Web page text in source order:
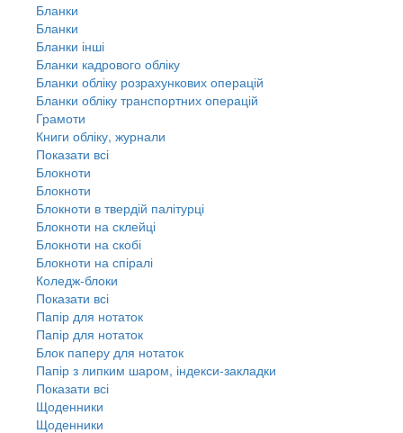
Бланки
Бланки
Бланки інші
Бланки кадрового обліку
Бланки обліку розрахункових операцій
Бланки обліку транспортних операцій
Грамоти
Книги обліку, журнали
Показати всі
Блокноти
Блокноти
Блокноти в твердій палітурці
Блокноти на склейці
Блокноти на скобі
Блокноти на спіралі
Коледж-блоки
Показати всі
Папір для нотаток
Папір для нотаток
Блок паперу для нотаток
Папір з липким шаром, індекси-закладки
Показати всі
Щоденники
Щоденники